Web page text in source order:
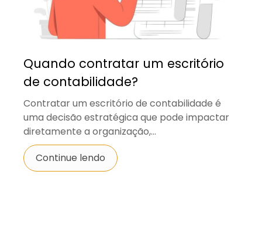
Quando contratar um escritório
de contabilidade?
Contratar um escritório de contabilidade é
uma decisão estratégica que pode impactar
diretamente a organização,...
Continue lendo